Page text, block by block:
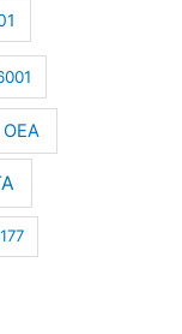
OEA